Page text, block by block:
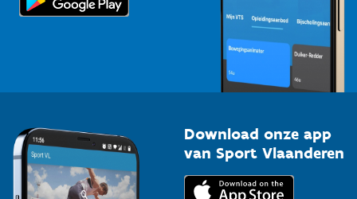
Topsporters
Download onze app
van Sport Vlaanderen